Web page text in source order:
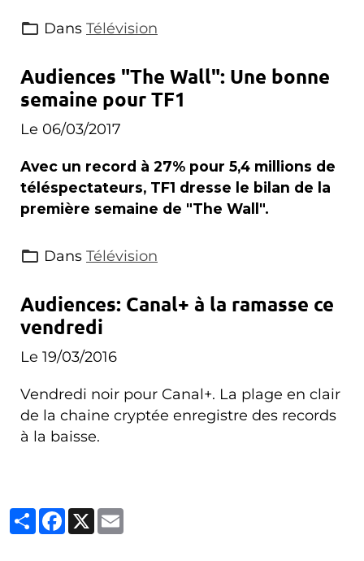
Dans Télévision
Audiences "The Wall": Une bonne
semaine pour TF1
Le 06/03/2017
Avec un record à 27% pour 5,4 millions de
téléspectateurs, TF1 dresse le bilan de la
première semaine de "The Wall".
Dans Télévision
Audiences: Canal+ à la ramasse ce
vendredi
Le 19/03/2016
Vendredi noir pour Canal+. La plage en clair
de la chaine cryptée enregistre des records
à la baisse.
Partager
Facebook
X